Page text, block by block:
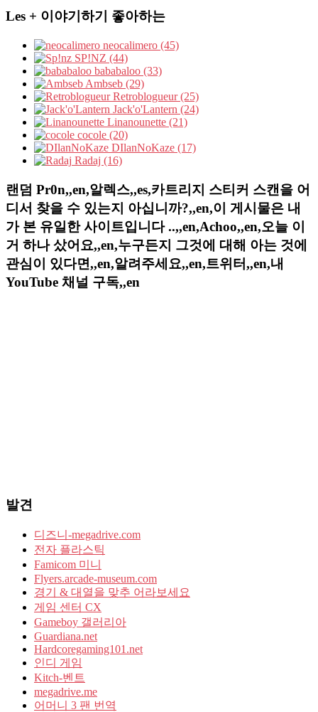
Les + 이야기하기 좋아하는
neocalimero (45)
SP!NZ (44)
bababaloo (33)
Ambseb (29)
Retroblogueur (25)
Jack'o'Lantern (24)
Linanounette (21)
cocole (20)
DIlanNoKaze (17)
Radaj (16)
랜덤 Pr0n,,en,알렉스,,es,카트리지 스티커 스캔을 어
디서 찾을 수 있는지 아십니까?,,en,이 게시물은 내
가 본 유일한 사이트입니다 ..,,en,Achoo,,en,오늘 이
거 하나 샀어요,,en,누구든지 그것에 대해 아는 것에
관심이 있다면,,en,알려주세요,,en,트위터,,en,내
YouTube 채널 구독,,en
발견
디즈니-megadrive.com
전자 플라스틱
Famicom 미니
Flyers.arcade-museum.com
경기 & 대열을 맞추 어라보세요
게임 센터 CX
Gameboy 갤러리아
Guardiana.net
Hardcoregaming101.net
인디 게임
Kitch-벤트
megadrive.me
어머니 3 팬 번역